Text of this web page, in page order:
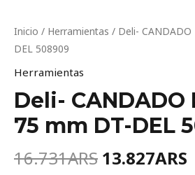
Inicio / Herramientas / Deli- CANDADO
DEL 508909
Herramientas
Deli- CANDADO
75 mm DT-DEL
16.731ARS 13.827ARS